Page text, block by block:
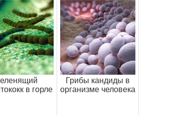
в горле
Грибы кандиды в
организме человека